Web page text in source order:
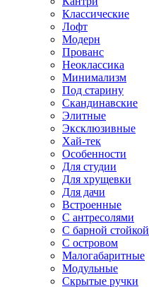
Классические
Лофт
Модерн
Прованс
Неоклассика
Минимализм
Под старину
Скандинавские
Элитные
Эксклюзивные
Хай-тек
Особенности
Для студии
Для хрущевки
Для дачи
Встроенные
С антресолями
С барной стойкой
С островом
Малогабаритные
Модульные
Скрытые ручки